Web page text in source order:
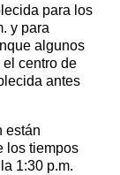
para los
y para
algunos
centro de
antes
están
los tiempos
1:30 p.m.